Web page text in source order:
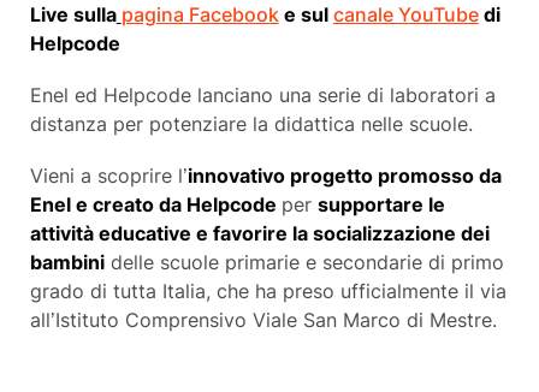
Live sulla pagina Facebooke sul canale YouTubedi
Helpcode
Enel ed Helpcodelanciano una serie di laboratori a
distanza per potenziare la didattica nelle scuole.
Vieni a scoprire l’innovativo progetto promosso da
Enel e creato da Helpcode per supportare le
attività educative e favorire la socializzazione dei
bambinidelle scuole primarie e secondarie di primo
grado di tutta Italia, che ha preso ufficialmente il via
all’Istituto Comprensivo Viale San Marco di Mestre.